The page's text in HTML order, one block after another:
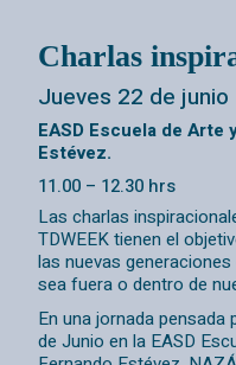
Charlas
Jueves 22 de junio
EASD Escuela de Arte
Estévez.
11.00 – 12.30 hrs
Las charlas
TDWEEK tienen el
las nuevas
sea fuera o dentro de
En una jornada pensada
de Junio en la EASD